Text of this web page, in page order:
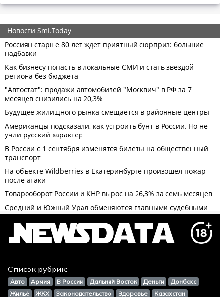
Список рубрик:
Авто Армия В России Дальний Восток Деньги
Донбасс
Жильё
ЖКХ Законодательство Здоровье Казахстан